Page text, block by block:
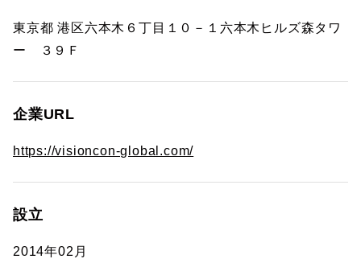
東京都 港区六本木６丁目１０－１六本木ヒルズ森タワ
ー ３９Ｆ
企業URL
https://visioncon-global.com/
設立
2014年02月